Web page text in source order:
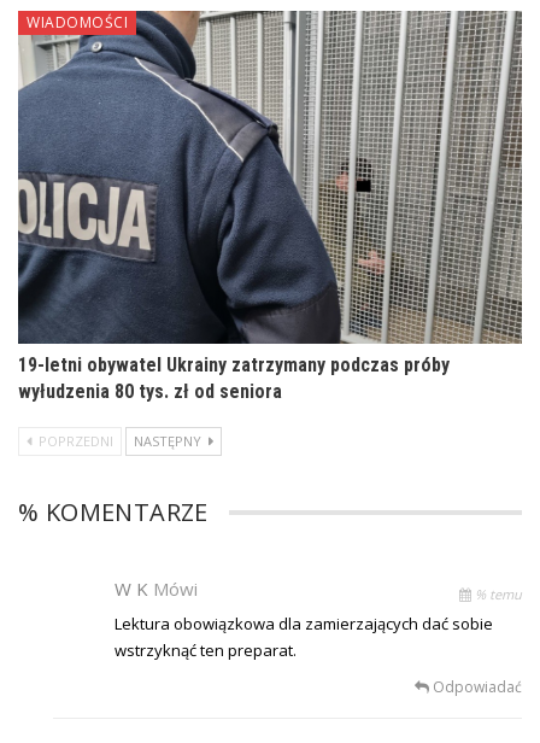
WIADOMOŚCI
19-letni obywatel Ukrainy zatrzymany podczas próby
wyłudzenia 80 tys. zł od seniora
POPRZEDNI NASTĘPNY
% KOMENTARZE
W K Mówi % temu
Lektura obowiązkowa dla zamierzających dać sobie
wstrzyknąć ten preparat.
Odpowiadać